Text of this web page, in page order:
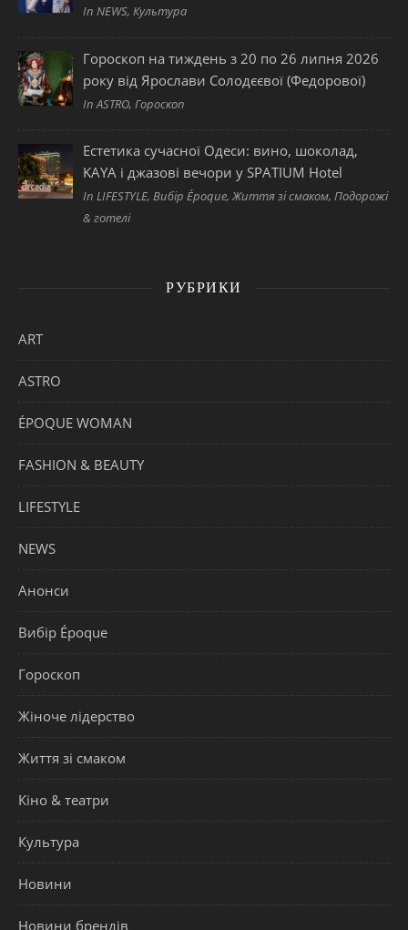
In NEWS, Культура
Гороскоп на тиждень з 20 по 26 липня 2026
року від Ярослави Солодєєвої (Федорової)
In ASTRO, Гороскоп
Естетика сучасної Одеси: вино, шоколад,
KAYA і джазові вечори у SPATIUM Hotel
In LIFESTYLE, Вибір Époque, Життя зі смаком, Подорожі
& готелі
РУБРИКИ
ART
ASTRO
ÉPOQUE WOMAN
FASHION & BEAUTY
LIFESTYLE
NEWS
Анонси
Вибір Époque
Гороскоп
Жіноче лідерство
Життя зі смаком
Кіно & театри
Культура
Новини
Новини брендів